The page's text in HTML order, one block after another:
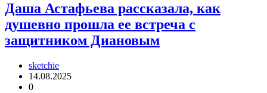
Даша Астафьева рассказала, как
душевно прошла ее встреча с
защитником Диановым
sketchie
14.08.2025
0